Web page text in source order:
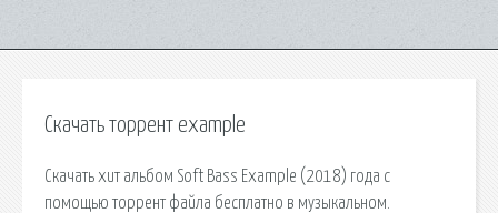
Скачать торрент example
Скачать хит альбом Soft Bass Example (2018) года с
помощью торрент файла бесплатно в музыкальном.